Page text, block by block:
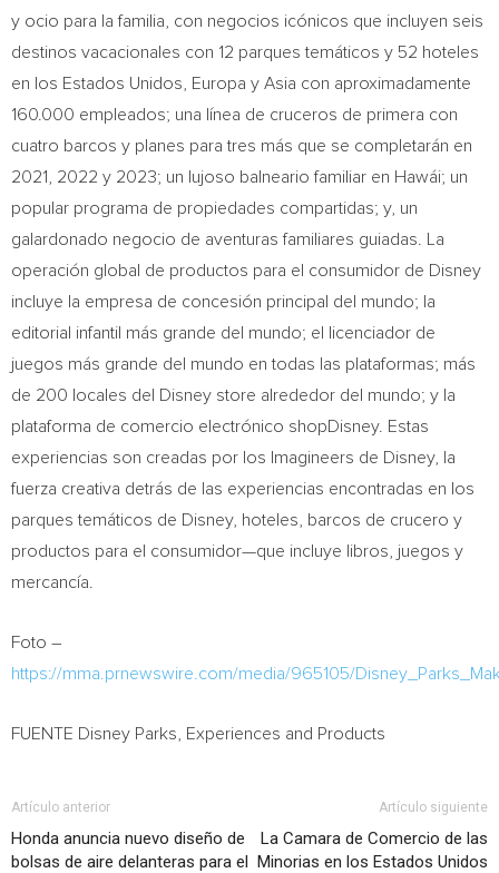
y ocio para la familia, con negocios icónicos que incluyen seis
destinos vacacionales con 12 parques temáticos y 52 hoteles
en los Estados Unidos, Europa y Asia con aproximadamente
160.000 empleados; una línea de cruceros de primera con
cuatro barcos y planes para tres más que se completarán en
2021, 2022 y 2023; un lujoso balneario familiar en Hawái; un
popular programa de propiedades compartidas; y, un
galardonado negocio de aventuras familiares guiadas. La
operación global de productos para el consumidor de Disney
incluye la empresa de concesión principal del mundo; la
editorial infantil más grande del mundo; el licenciador de
juegos más grande del mundo en todas las plataformas; más
de 200 locales del Disney store alrededor del mundo; y la
plataforma de comercio electrónico shopDisney. Estas
experiencias son creadas por los Imagineers de Disney, la
fuerza creativa detrás de las experiencias encontradas en los
parques temáticos de Disney, hoteles, barcos de crucero y
productos para el consumidor—que incluye libros, juegos y
mercancía.
Foto –
https://mma.prnewswire.com/media/965105/
FUENTE Disney Parks, Experiences and Products
Artículo anterior
Honda anuncia nuevo diseño de
bolsas de aire delanteras para el
Artículo siguiente
La Camara de Comercio de las
Minorias en los Estados Unidos